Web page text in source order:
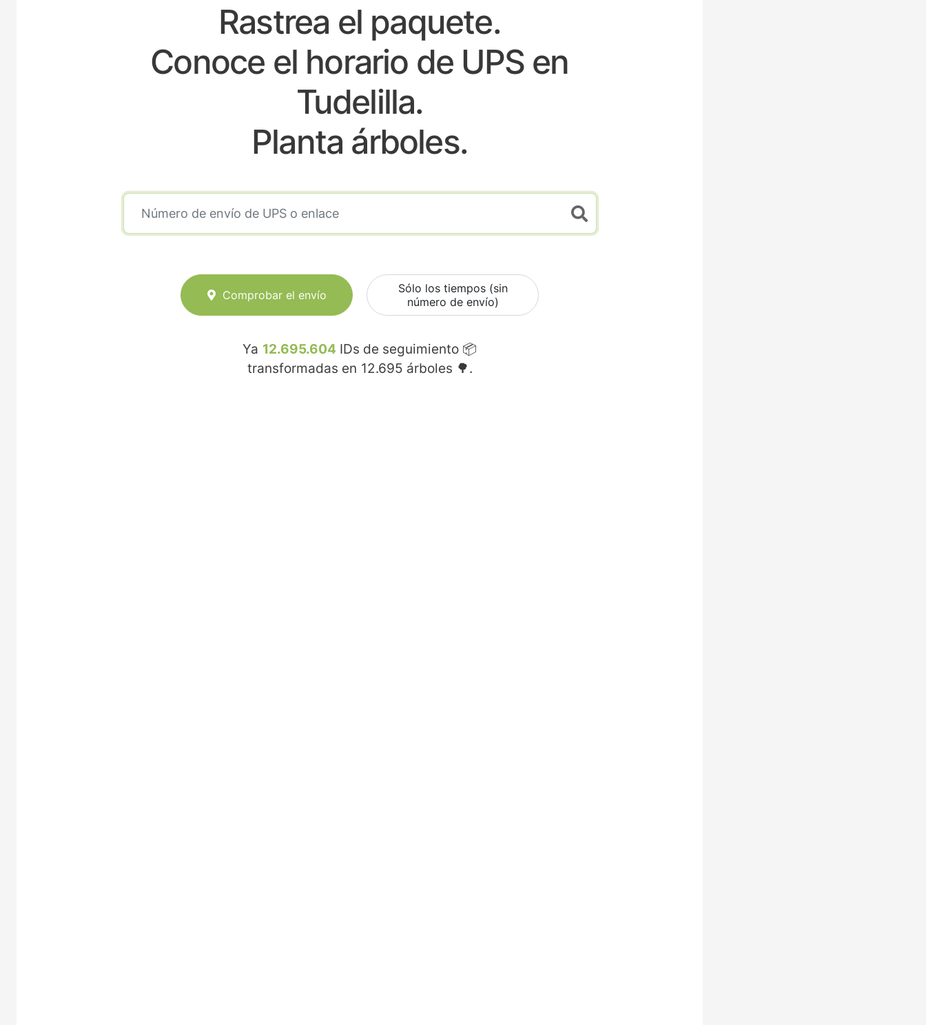
Rastrea el paquete.
Conoce el horario de UPS en
Tudelilla.
Planta árboles.
Comprobar el envío
Sólo los tiempos (sin
número de envío)
Ya 12.695.604 IDs de seguimiento 📦
transformadas en 12.695 árboles 🌳.